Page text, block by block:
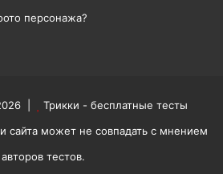
персонажа?
|
Трикки - бесплатные тесты
сайта может не совпадать с мнением
авторов тестов.